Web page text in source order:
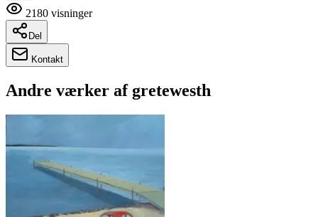
2180 visninger
Del
Kontakt
Andre værker af gretewesth